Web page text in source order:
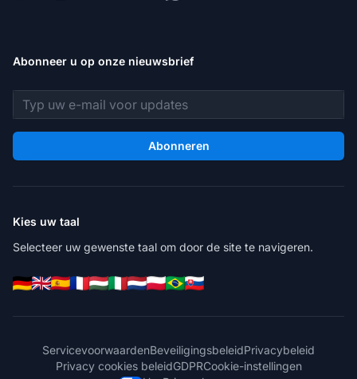
Abonneer u op onze nieuwsbrief
E-mailadres
Abonneren
Kies uw taal
Selecteer uw gewenste taal om door de site te navigeren.
ServicevoorwaardenBeveiligingsbeleidPrivacybeleid
Privacy cookies beleidGDPRCookie-instellingen